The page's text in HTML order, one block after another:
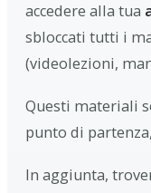
accedere alla tua
sbloccati tutti i
(videolezioni,
Questi materiali
punto di
In aggiunta,